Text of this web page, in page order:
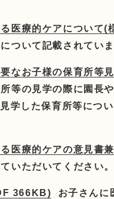
医療的ケアについて
ついて記載されてい
要なお子様の保育所
等の見学の際に園長
学した保育所等につ
医療的ケアの意見書
いただいてください。
366KB) お子さんに